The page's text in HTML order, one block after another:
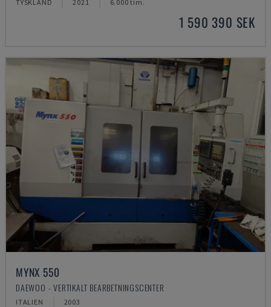
TYSKLAND 2021 6.000 tim.
1 590 390 SEK
MYNX 550
DAEWOO - VERTIKALT BEARBETNINGSCENTER
ITALIEN 2003